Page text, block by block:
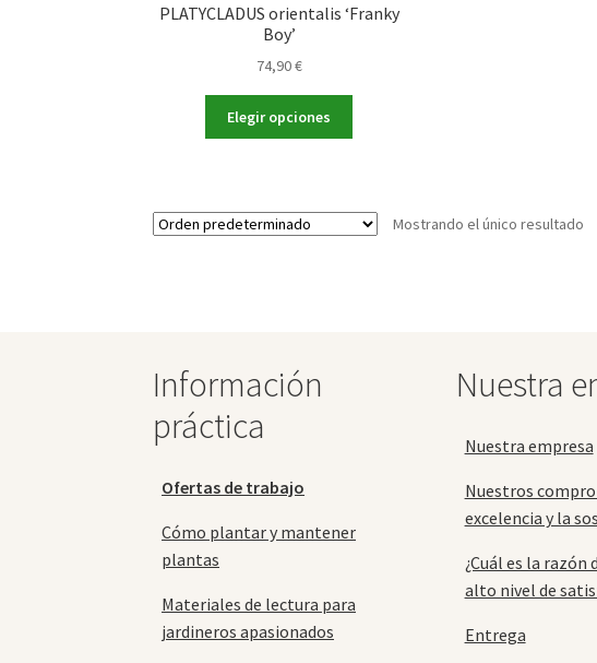
PLATYCLADUS orientalis ‘Franky
Boy’
74,90€
Elegir opciones
Las
Mostrando el único resultado
Información
práctica
Ofertas de trabajo
Cómo plantar y mantener
plantas
Materiales de lectura para
jardineros apasionados
Nuestra
Nuestra empresa
Nuestros
excelencia y la
¿Cuál es la razón
alto nivel de
Entrega